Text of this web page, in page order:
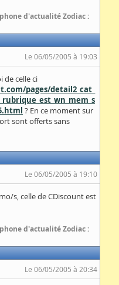
d'actualité Zodiac :
Le 06/05/2005 à 19:03
de celle ci
pages/detail2_cat_
? En ce moment sur
sont offerts sans
Le 06/05/2005 à 19:10
s, celle de CDiscount est
d'actualité Zodiac :
Le 06/05/2005 à 20:34